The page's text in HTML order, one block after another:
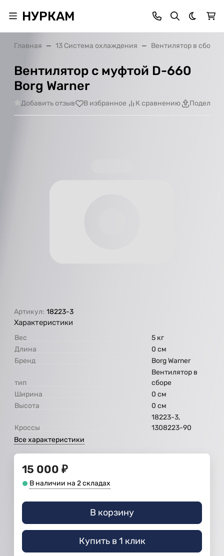
НУРКАМ Темная
Главная 13 Система охлаждения Вентилятор в сборе
Вентилятор c муфтой D-660
Borg Warner
Добавить отзыв В избранное К сравнению
Артикул: 18223-3
Характеристики
Вес
5 кг
Длина
0 см
Бренд
Borg Warner
тип
Вентилятор в
сборе
Ширина
0 см
Высота
0 см
Кроссы
18223-3,
1308223-90
Все характеристики
15 000 ₽
В наличии на 2 складах
В корзину
Купить в 1 клик